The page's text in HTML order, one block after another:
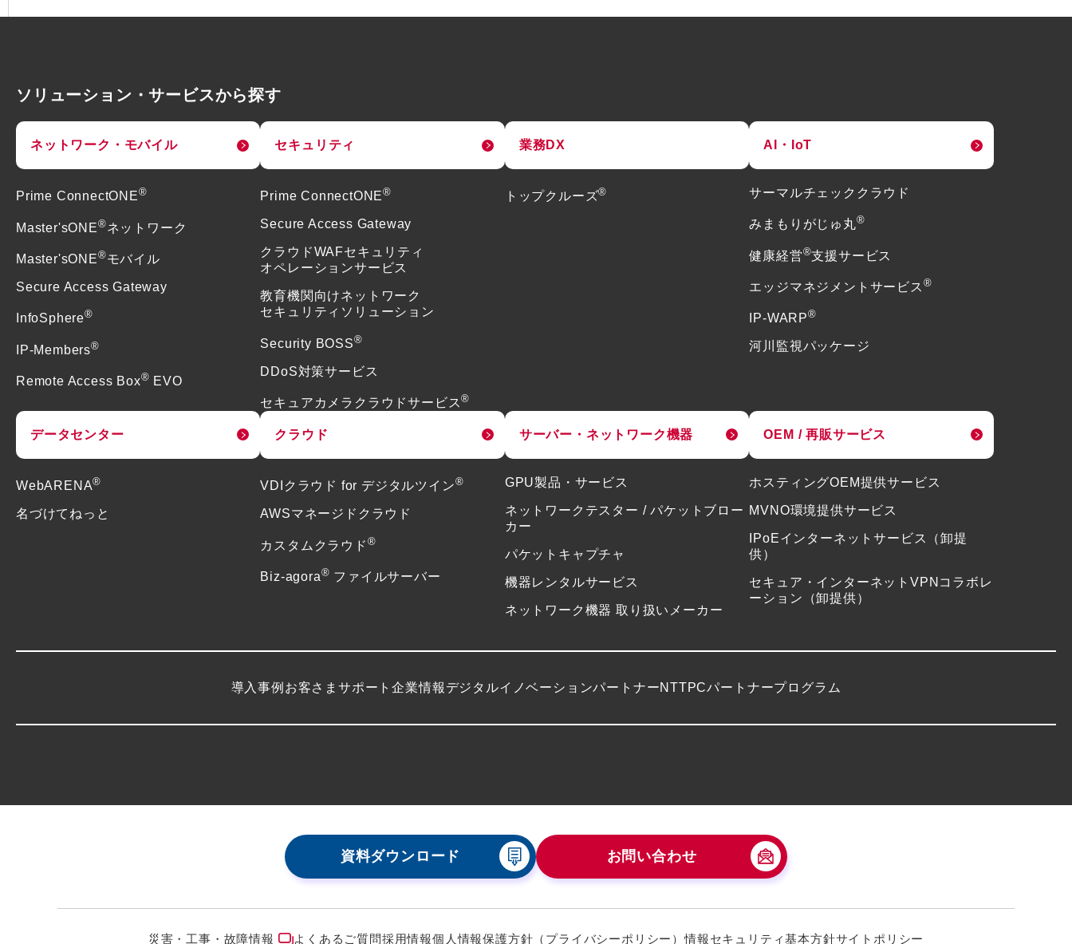
ソリューション・サービスから探す
ネットワーク・モバイル
Prime ConnectONE®
Master'sONE®ネットワーク
Master'sONE®モバイル
Secure Access Gateway
InfoSphere®
IP-Members®
Remote Access Box® EVO
セキュリティ
Prime ConnectONE®
Secure Access Gateway
クラウドWAFセキュリティ
オペレーションサービス
教育機関向けネットワーク
セキュリティソリューション
Security BOSS®
DDoS対策サービス
セキュアカメラクラウドサービス®
業務DX
トップクルーズ®
AI・IoT
サーマルチェッククラウド
みまもりがじゅ丸®
健康経営®支援サービス
エッジマネジメントサービス ®
IP-WARP®
河川監視パッケージ
データセンター
WebARENA®
名づけてねっと
クラウド
VDIクラウド for デジタルツイン®
AWSマネージドクラウド
カスタムクラウド ®
Biz-agora® ファイルサーバー
サーバー・ネットワーク機器
GPU製品・サービス
ネットワークテスター / パケットブロー
カー
パケットキャプチャ
機器レンタルサービス
ネットワーク機器 取り扱いメーカー
OEM / 再販サービス
ホスティングOEM提供サービス
MVNO環境提供サービス
IPoEインターネットサービス（卸提
供）
セキュア・インターネットVPNコラボレ
ーション（卸提供）
導入事例 お客さまサポート企業情報 デジタルイノベーションパートナーNTTPCパートナープログラム
資料ダウンロード お問い合わせ
災害・工事・故障情報 よくあるご質問採用情報個人情報保護方針（プライバシーポリシー）情報セキュリティ基本方針サイトポリシー